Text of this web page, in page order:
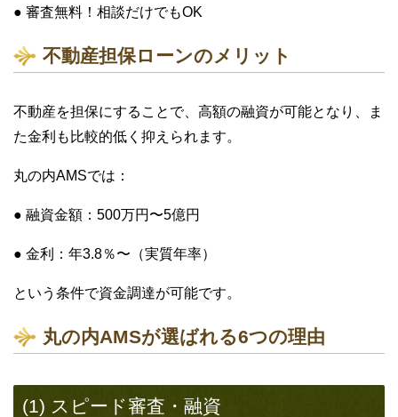
● 審査無料！相談だけでもOK
不動産担保ローンのメリット
不動産を担保にすることで、高額の融資が可能となり、ま
た金利も比較的低く抑えられます。
丸の内AMSでは：
● 融資金額：500万円〜5億円
● 金利：年3.8％〜（実質年率）
という条件で資金調達が可能です。
丸の内AMSが選ばれる6つの理由
(1) スピード審査・融資